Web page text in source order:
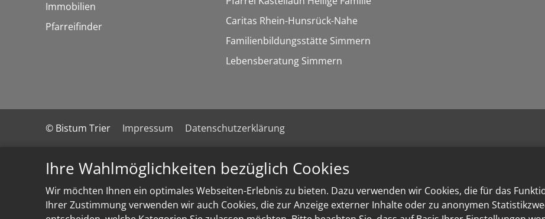
Ihre Wahlmöglichkeiten bezüglich Cookies
Wir möchten Ihnen ein optimales Webseiten-Erlebnis zu bieten. Dazu verwenden wir Cookies, die für das
Ihrer Zustimmung verwenden wir auch Cookies, die zur Anzeige externer Inhalte oder zu anonymen
Immobilien
Pfarreifinder
Caritas Rhein-Hunsrück-Nahe
Familienbildungsstätte Simmern
Lebensberatung Simmern
© Bistum Trier Impressum Datenschutzerklärung